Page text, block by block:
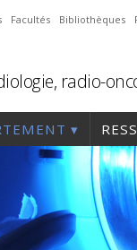
Facultés Bibliothèques
radio-